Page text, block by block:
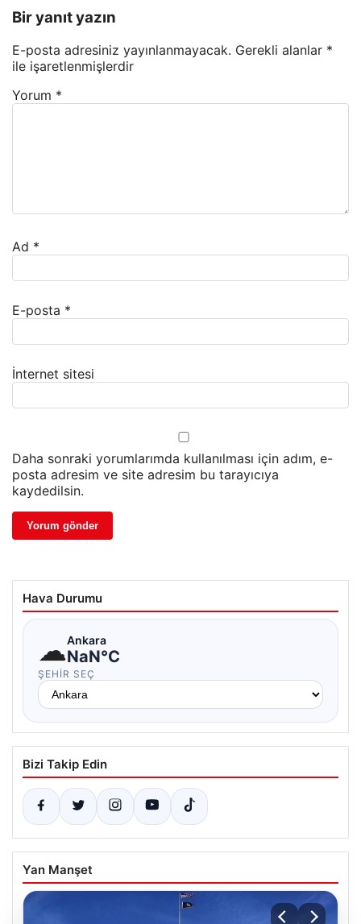
Bir yanıt yazın
E-posta adresiniz yayınlanmayacak. Gerekli alanlar *
ile işaretlenmişlerdir
Yorum *
Ad *
E-posta *
İnternet sitesi
Daha sonraki yorumlarımda kullanılması için adım, e-
posta adresim ve site adresim bu tarayıcıya
kaydedilsin.
Hava Durumu
☁Ankara
NaN°C
ŞEHIR SEÇ
Bizi Takip Edin
Yan Manşet